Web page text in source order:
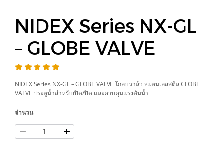
NIDEX Series NX-GL
– GLOBE VALVE
NIDEX Series NX-GL – GLOBE VALVE โกลบวาล์ว สแตนเลสสตีล GLOBE
VALVE ประตูน้ำสำหรับเปิด/ปิด และควบคุมแรงดันน้ำ
จำนวน